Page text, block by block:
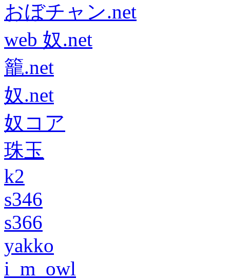
おぼチャン.net
web 奴.net
籠.net
奴.net
奴コア
珠玉
k2
s346
s366
yakko
i_m_owl